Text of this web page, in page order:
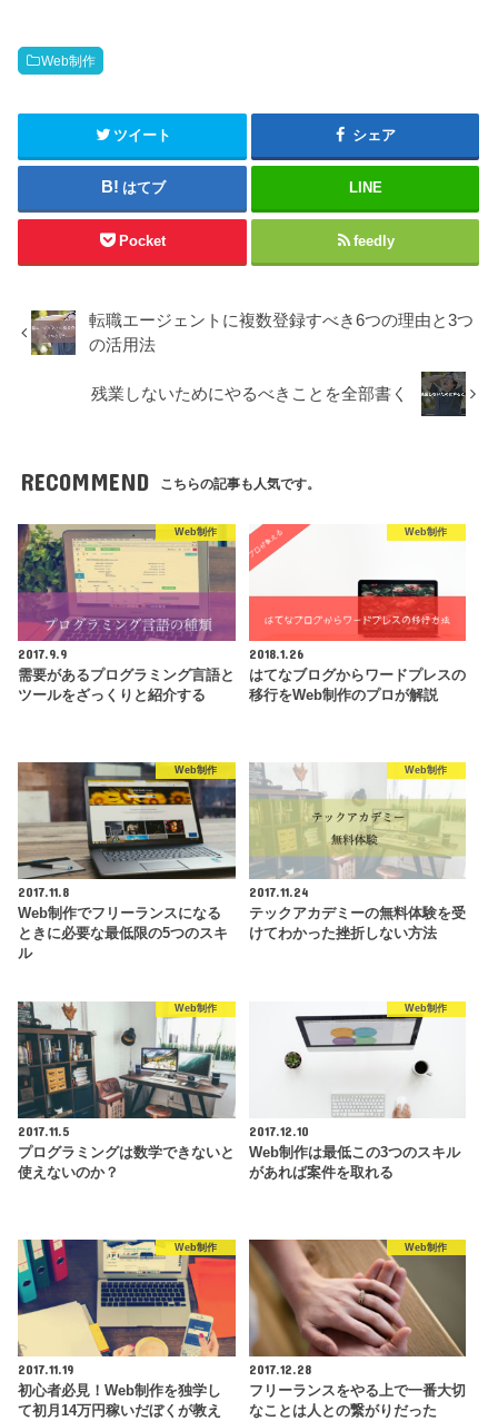
Web制作
ツイート シェア
はてブ LINE
Pocket feedly
転職エージェントに複数登録すべき6つの理由と3つ
の活用法
残業しないためにやるべきことを全部書く
RECOMMEND こちらの記事も人気です。
Web制作
2017.9.9
需要があるプログラミング言語と
ツールをざっくりと紹介する
Web制作
2018.1.26
はてなブログからワードプレスの
移行をWeb制作のプロが解説
Web制作
2017.11.8
Web制作でフリーランスになる
ときに必要な最低限の5つのスキ
ル
Web制作
2017.11.24
テックアカデミーの無料体験を受
けてわかった挫折しない方法
Web制作
2017.11.5
プログラミングは数学できないと
使えないのか？
Web制作
2017.12.10
Web制作は最低この3つのスキル
があれば案件を取れる
Web制作
2017.11.19
初心者必見！Web制作を独学し
て初月14万円稼いだぼくが教え
Web制作
2017.12.28
フリーランスをやる上で一番大切
なことは人との繋がりだった